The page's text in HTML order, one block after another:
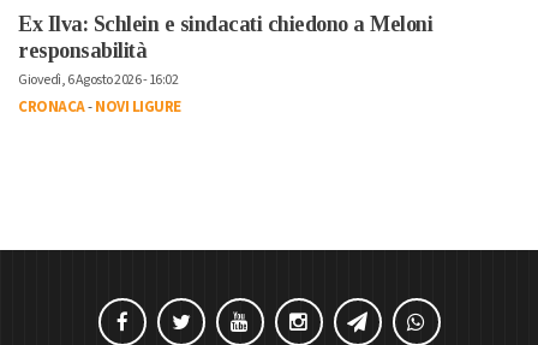
Ex Ilva: Schlein e sindacati chiedono a Meloni
responsabilità
Giovedì, 6 Agosto 2026 - 16:02
CRONACA-NOVI LIGURE